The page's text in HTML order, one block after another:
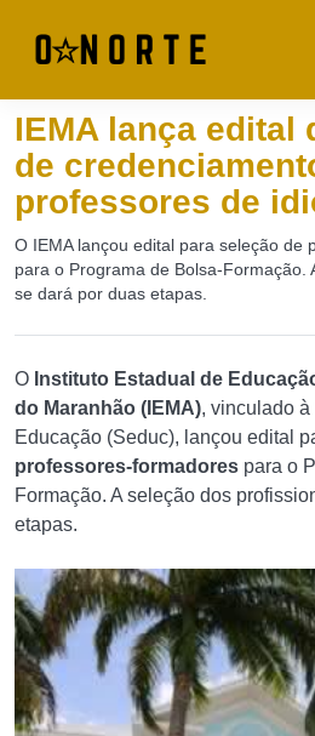
IEMA lança edital
de
professores de
O IEMA lançou edital para seleção de
para o Programa de Bolsa-Formação.
se dará por duas etapas.
O Instituto Estadual de
do Maranhão (IEMA), vinculado
Educação (Seduc), lançou edital
professores-formadores para o
Formação. A seleção dos
etapas.